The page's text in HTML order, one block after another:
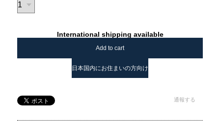
International shipping available
Add to cart
日本国内にお住まいの方向け
通報する